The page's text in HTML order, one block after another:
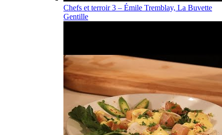
Chefs et terroir 3 – Émile Tremblay, La Buvette
Gentille